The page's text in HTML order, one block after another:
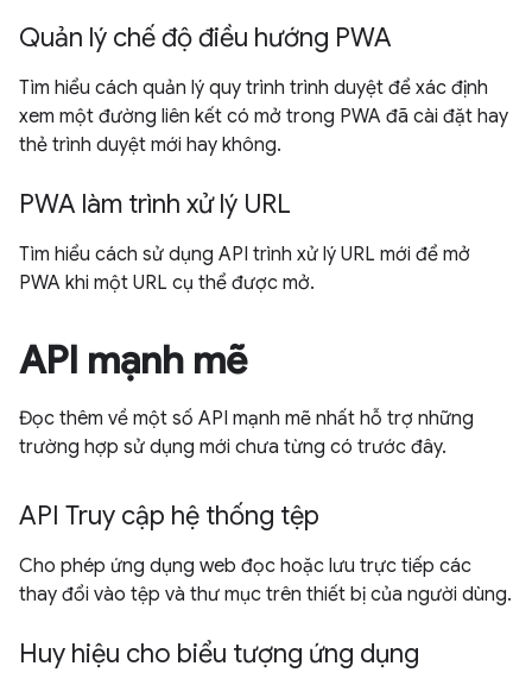
Quản lý chế độ điều hướng PWA
Tìm hiểu cách quản lý quy trình trình duyệt để xác định
xem một đường liên kết có mở trong PWA đã cài đặt hay
thẻ trình duyệt mới hay không.
PWA làm trình xử lý URL
Tìm hiểu cách sử dụng API trình xử lý URL mới để mở
PWA khi một URL cụ thể được mở.
API mạnh mẽ
Đọc thêm về một số API mạnh mẽ nhất hỗ trợ những
trường hợp sử dụng mới chưa từng có trước đây.
API Truy cập hệ thống tệp
Cho phép ứng dụng web đọc hoặc lưu trực tiếp các
thay đổi vào tệp và thư mục trên thiết bị của người dùng.
Huy hiệu cho biểu tượng ứng dụng